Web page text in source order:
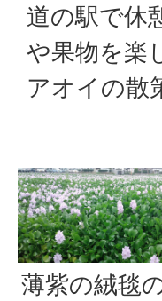
道の駅で休
や果物を楽
アオイの散
薄紫の絨毯